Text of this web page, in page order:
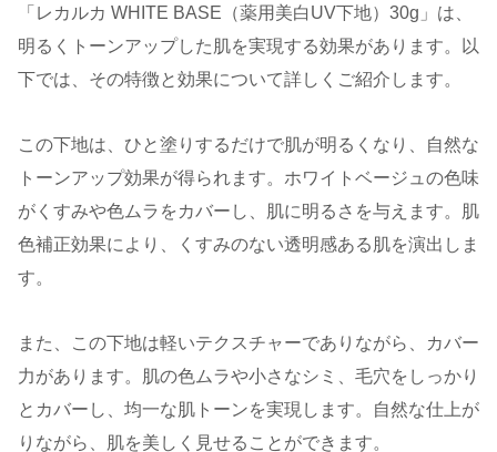
「レカルカ WHITE BASE（薬用美白UV下地）30g」は、
明るくトーンアップした肌を実現する効果があります。以
下では、その特徴と効果について詳しくご紹介します。
この下地は、ひと塗りするだけで肌が明るくなり、自然な
トーンアップ効果が得られます。ホワイトベージュの色味
がくすみや色ムラをカバーし、肌に明るさを与えます。肌
色補正効果により、くすみのない透明感ある肌を演出しま
す。
また、この下地は軽いテクスチャーでありながら、カバー
力があります。肌の色ムラや小さなシミ、毛穴をしっかり
とカバーし、均一な肌トーンを実現します。自然な仕上が
りながら、肌を美しく見せることができます。